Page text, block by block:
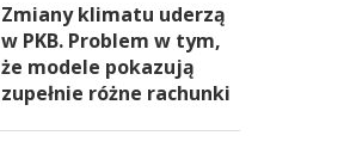
Zmiany klimatu uderzą
w PKB. Problem w tym,
że modele pokazują
zupełnie różne rachunki